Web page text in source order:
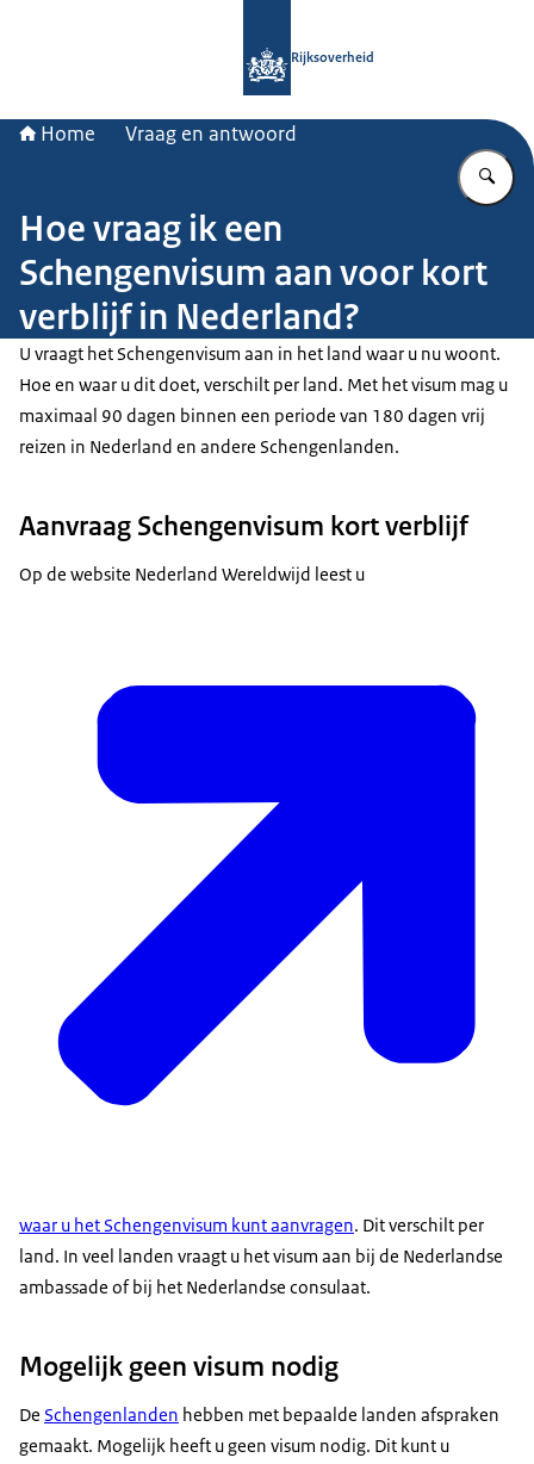
Rijksoverheid
Home Vraag en antwoord
Hoe vraag ik een
Schengenvisum aan voor kort
verblijf in Nederland?
U vraagt het Schengenvisum aan in het land waar u nu woont.
Hoe en waar u dit doet, verschilt per land. Met het visum mag u
maximaal 90 dagen binnen een periode van 180 dagen vrij
reizen in Nederland en andere Schengenlanden.
Aanvraag Schengenvisum kort verblijf
Op de website Nederland Wereldwijd leest u
waar u het Schengenvisum kunt aanvragen. Dit verschilt per
land. In veel landen vraagt u het visum aan bij de Nederlandse
ambassade of bij het Nederlandse consulaat.
Mogelijk geen visum nodig
De Schengenlanden hebben met bepaalde landen afspraken
gemaakt. Mogelijk heeft u geen visum nodig. Dit kunt u